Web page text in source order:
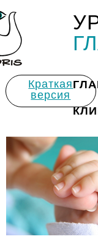
Краткая
версия